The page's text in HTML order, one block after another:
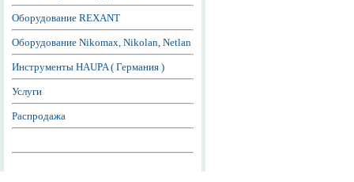
Оборудование REXANT
Оборудование Nikomax, Nikolan, Netlan
Инструменты HAUPA ( Германия )
Услуги
Распродажа